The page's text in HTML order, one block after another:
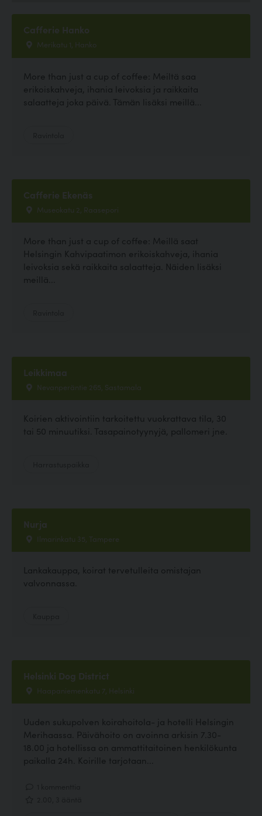
Cafferie Hanko
Merikatu 1, Hanko
More than just a cup of coffee: Meiltä saa
erikoiskahveja, ihania leivoksia ja raikkaita
salaatteja joka päivä. Tämän lisäksi meillä...
Cafferie Ekenäs
Museokatu 2, Raasepori
More than just a cup of coffee: Meillä saat
Helsingin Kahvipaatimon erikoiskahveja, ihania
leivoksia sekä raikkaita salaatteja. Näiden lisäksi
meillä...
Leikkimaa
Nevanperäntie 265, Sastamala
Koirien aktivointiin tarkoitettu vuokrattava tila, 30
tai 50 minuutiksi. Tasapainotyynyjä, pallomeri jne.
Nurja
Ilmarinkatu 35, Tampere
Lankakauppa, koirat tervetulleita omistajan
valvonnassa.
Helsinki Dog District
Haapaniemenkatu 7, Helsinki
Uuden sukupolven koirahoitola- ja hotelli Helsingin
Merihaassa. Päivähoito on avoinna arkisin 7.30-
18.00 ja hotellissa on ammattitaitoinen henkilökunta
paikalla 24h. Koirille tarjotaan...